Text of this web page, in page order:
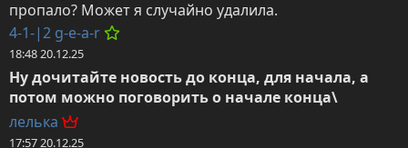
пропало? Может я случайно удалила.
4-1-|2 g-e-a-r
18:48 20.12.25
Ну дочитайте новость до конца, для начала, а
потом можно поговорить о начале конца\
лeлька
17:57 20.12.25